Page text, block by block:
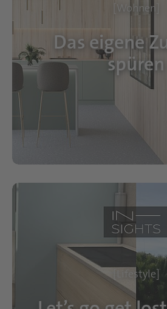
[Wohnen]
Das eigene
spüren
[Lifestyle]